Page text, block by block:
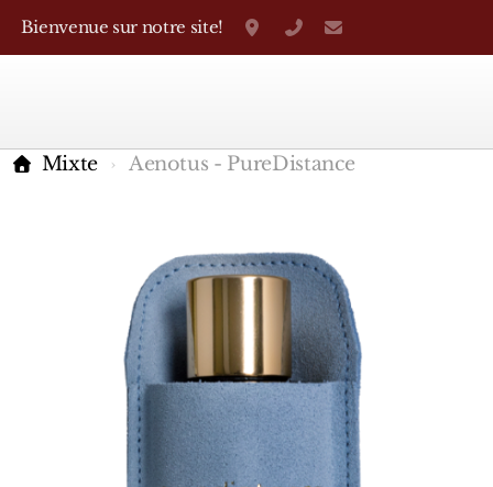
Bienvenue sur notre site! Grand-Rue 38, Genève
+41 22 310 38 75
Mixte Aenotus - PureDistance
Marques Françaises